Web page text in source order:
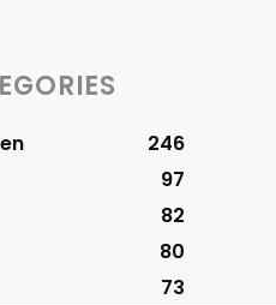
246
97
82
80
73